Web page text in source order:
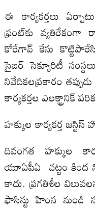
ఈ కార్యకర్తలు
ఫ్రంట్‌కు వ్యతిరేకంగా
కోరేగావ్ కేసు
సైబర్‌ సెక్యూరిటీ
నివేదికలప్రకారం
కార్యకర్తల ఎలక్ట్రానిక్
హక్కుల కార్యకర్త
దివంగత హక్కుల
యూఏపీఏ చట్టం కింద
కాదు. ప్రగతిశీల
ఫాసిస్టు హింస నుండి